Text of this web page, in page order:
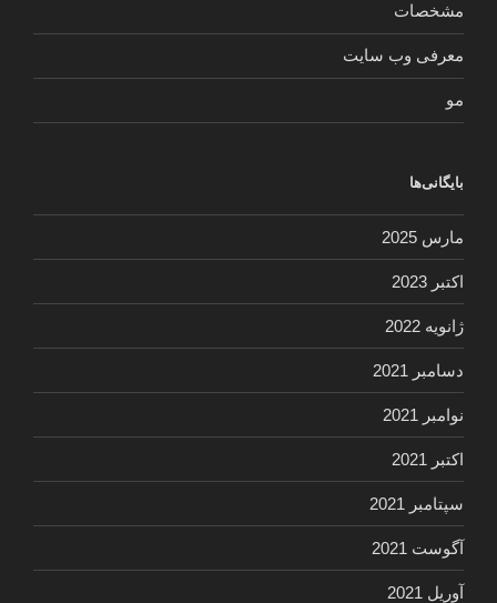
مشخصات
معرفی وب سایت
مو
بایگانی‌ها
مارس 2025
اکتبر 2023
ژانویه 2022
دسامبر 2021
نوامبر 2021
اکتبر 2021
سپتامبر 2021
آگوست 2021
آوریل 2021